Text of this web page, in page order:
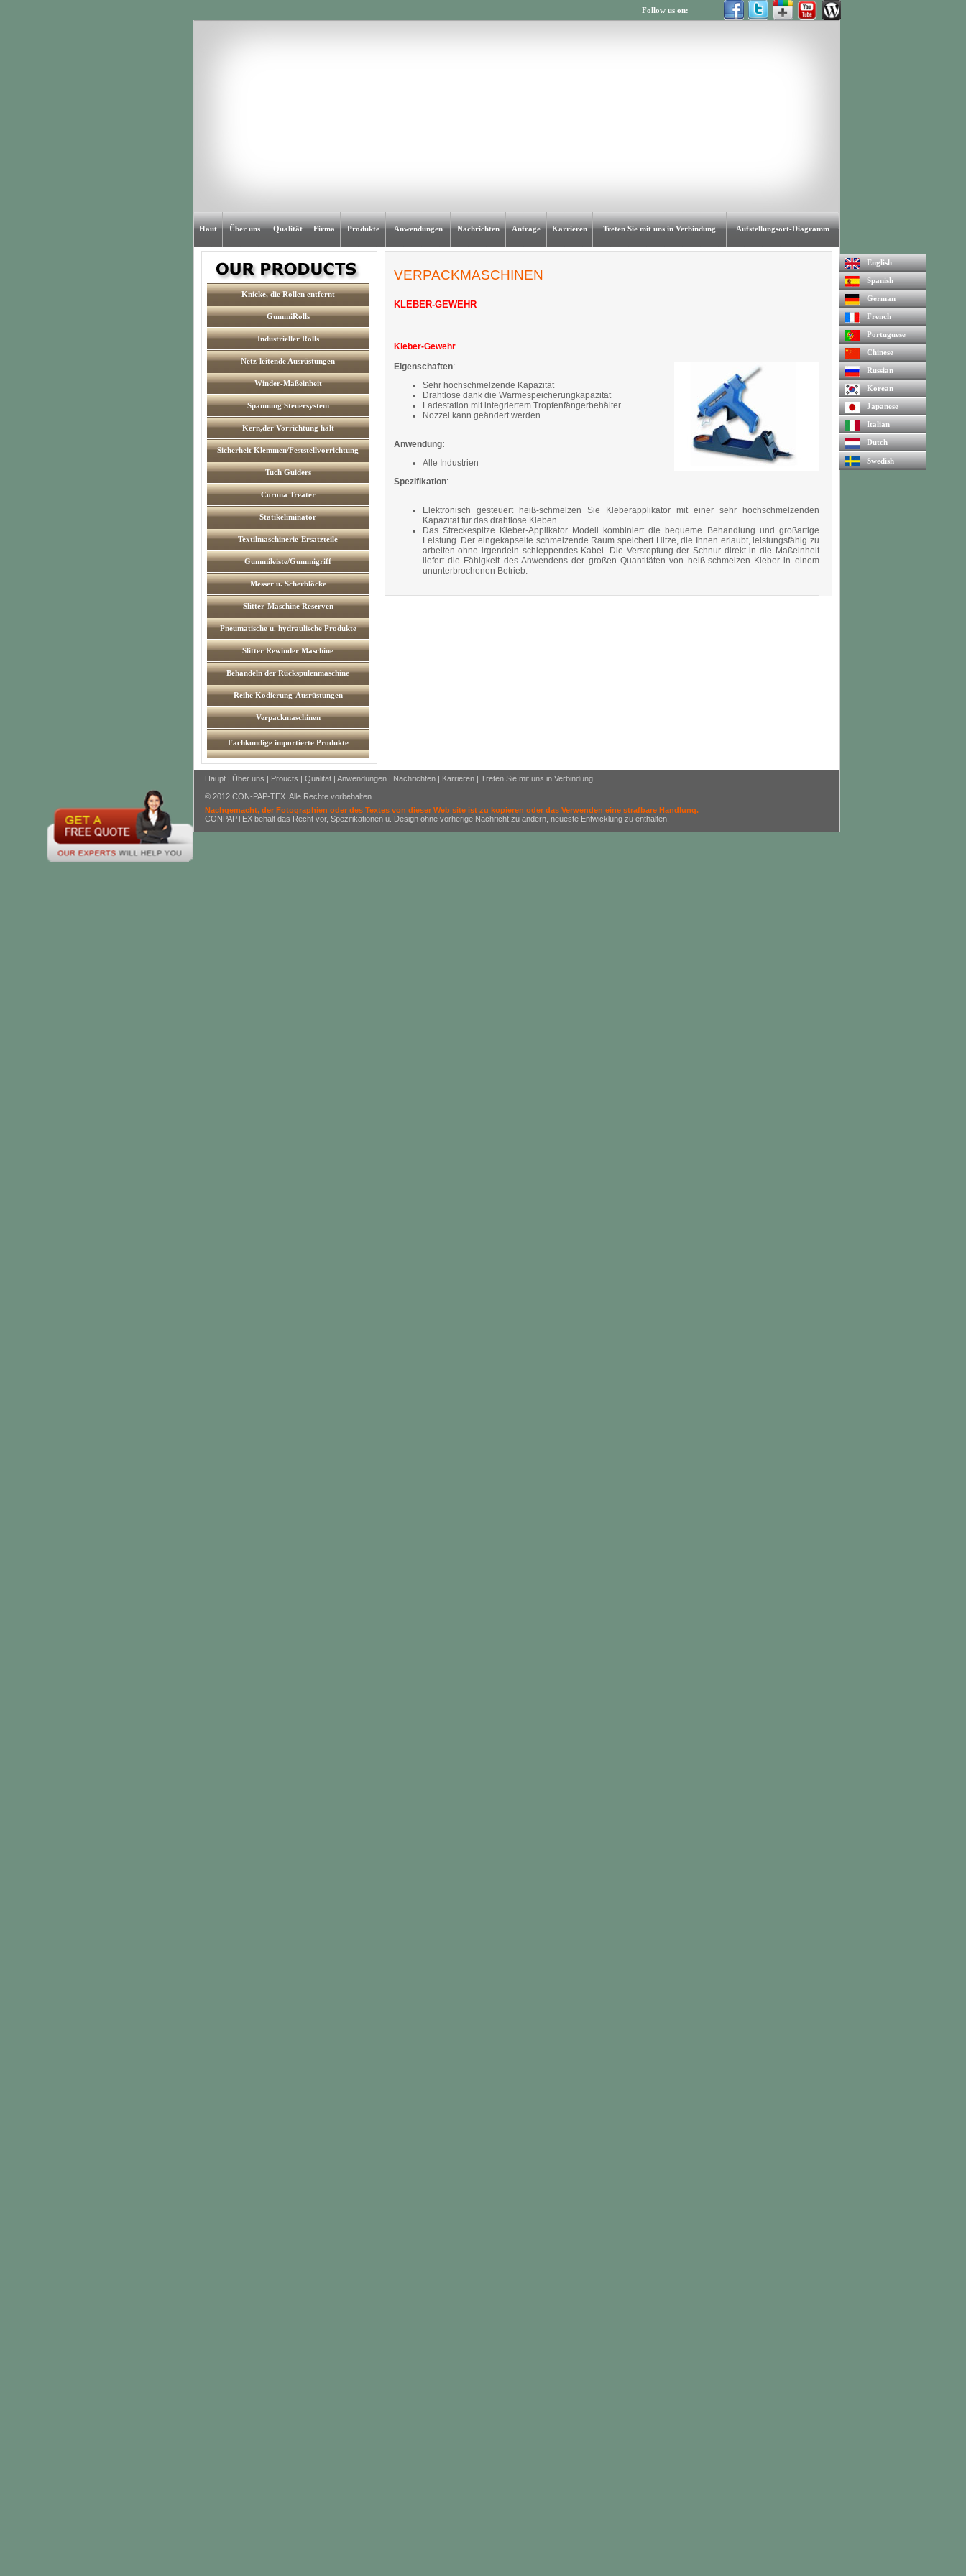
Haut Über uns Qualität Firma Produkte Anwendungen Nachrichten Anfrage Karrieren Treten Sie mit uns in Verbindung Aufstellungsort-Diagramm
English
Spanish
German
French
Portuguese
Chinese
Russian
Korean
Japanese
Italian
Dutch
Swedish
Knicke, die Rollen entfernt
GummiRolls
Industrieller Rolls
Netz-leitende Ausrüstungen
Winder-Maßeinheit
Spannung Steuersystem
Kern,der Vorrichtung hält
Sicherheit Klemmen/Feststellvorrichtung
Tuch Guiders
Corona Treater
Statikeliminator
Textilmaschinerie-Ersatzteile
Gummileiste/Gummigriff
Messer u. Scherblöcke
Slitter-Maschine Reserven
Pneumatische u. hydraulische Produkte
Slitter Rewinder Maschine
Behandeln der Rückspulenmaschine
Reihe Kodierung-Ausrüstungen
Verpackmaschinen
Fachkundige importierte Produkte
Follow us on:
VERPACKMASCHINEN
KLEBER-GEWEHR
Kleber-Gewehr
Eigenschaften:
Sehr hochschmelzende Kapazität
Drahtlose dank die Wärmespeicherungkapazität
Ladestation mit integriertem Tropfenfängerbehälter
Nozzel kann geändert werden
Anwendung:
Alle Industrien
Spezifikation:
Elektronisch gesteuert heiß-schmelzen Sie Kleberapplikator mit einer sehr hochschmelzenden
Kapazität für das drahtlose Kleben.
Das Streckespitze Kleber-Applikator Modell kombiniert die bequeme Behandlung und großartige
Leistung. Der eingekapselte schmelzende Raum speichert Hitze, die Ihnen erlaubt, leistungsfähig zu
arbeiten ohne irgendein schleppendes Kabel. Die Verstopfung der Schnur direkt in die Maßeinheit
liefert die Fähigkeit des Anwendens der großen Quantitäten von heiß-schmelzen Kleber in einem
ununterbrochenen Betrieb.
Haupt| Über uns | Proucts | Qualität| Anwendungen| Nachrichten| Karrieren| Treten Sie mit uns in Verbindung
© 2012 CON-PAP-TEX. Alle Rechte vorbehalten.
Nachgemacht, der Fotographien oder des Textes von dieser Web site ist zu kopieren oder das Verwenden eine strafbare Handlung.
CONPAPTEX behält das Recht vor, Spezifikationen u. Design ohne vorherige Nachricht zu ändern, neueste Entwicklung zu enthalten.